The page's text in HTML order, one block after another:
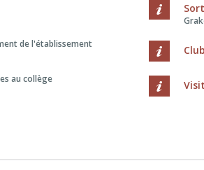
de l'établissement
au collège